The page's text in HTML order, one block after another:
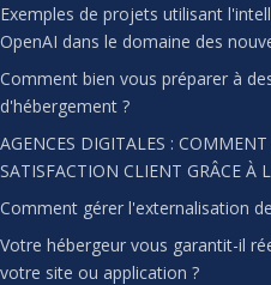
Exemples de projets utilisant
OpenAI dans le domaine des
Comment bien vous préparer à
d'hébergement ?
AGENCES DIGITALES :
SATISFACTION CLIENT GRÂCE À
Comment gérer l'externalisation
Votre hébergeur vous garantit-il
votre site ou application ?